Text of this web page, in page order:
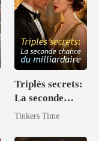
Triplés secrets:
La seconde
chance du
Tinkers Time